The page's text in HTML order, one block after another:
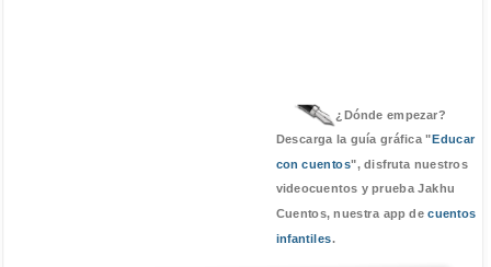
¿Dónde empezar?
Descarga la guía gráfica "Educar
con cuentos", disfruta nuestros
videocuentos y prueba Jakhu
Cuentos, nuestra app decuentos
infantiles.